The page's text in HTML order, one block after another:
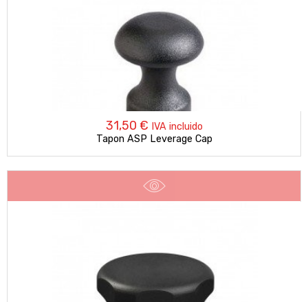
31,50 € IVA incluido
Tapon ASP Leverage Cap